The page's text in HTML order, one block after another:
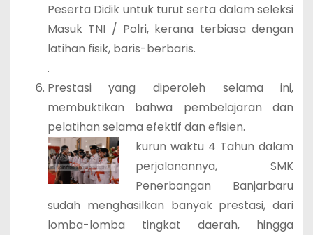
Peserta Didik untuk turut serta dalam seleksi
Masuk TNI / Polri, kerana terbiasa dengan
latihan fisik, baris-berbaris.
.
Prestasi yang diperoleh selama ini,
membuktikan bahwa pembelajaran dan
pelatihan selama efektif dan efisien.
kurun waktu 4 Tahun dalam
perjalanannya, SMK
Penerbangan Banjarbaru
sudah menghasilkan banyak prestasi, dari
lomba-lomba tingkat daerah, hingga